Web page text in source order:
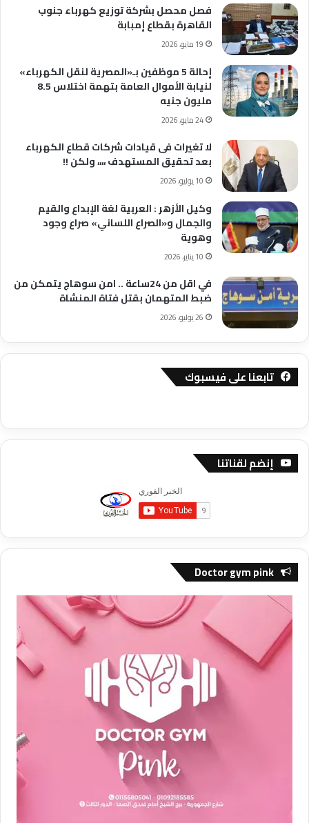
فصل محصل بشركة توزيع كهرباء جنوب
القاهرة بقطاع إمبابة
19 مايو، 2026
إحالة 5 موظفين بـ«المصرية لنقل الكهرباء»
لنيابة الأموال العامة بتهمة اختلاس 8.5
مليون جنيه
24 مايو، 2026
لا تغيرات فى قيادات شركات قطاع الكهرباء
بعد تحقيق المستهدف ،،،، ولكن !!
10 يوليو، 2026
وكيل الأزهر : العربية لغة الإبداع والقيم
والجمال و«الصراع اللساني» صراع وجود
وهوية
10 يناير، 2026
في اقل من 24ساعة .. امن سوهاج يتمكن من
ضبط المتهمان بقتل فتاة المنشاة
26 يوليو، 2026
تابعنا على فيسبوك
إنضم لقناتنا
Doctor gym pink